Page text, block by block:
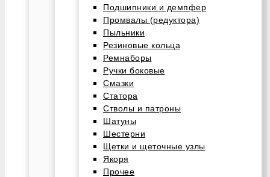
Подшипники и демпфер
Промвалы (редуктора)
Пыльники
Резиновые кольца
Ремнаборы
Ручки боковые
Смазки
Статора
Стволы и патроны
Шатуны
Шестерни
Щетки и щеточные узлы
Якоря
Прочее